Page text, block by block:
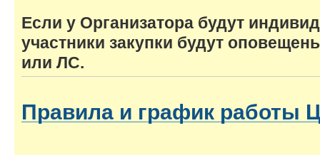
Если у Организатора будут
участники закупки будут
или ЛС.
Правила и график работы